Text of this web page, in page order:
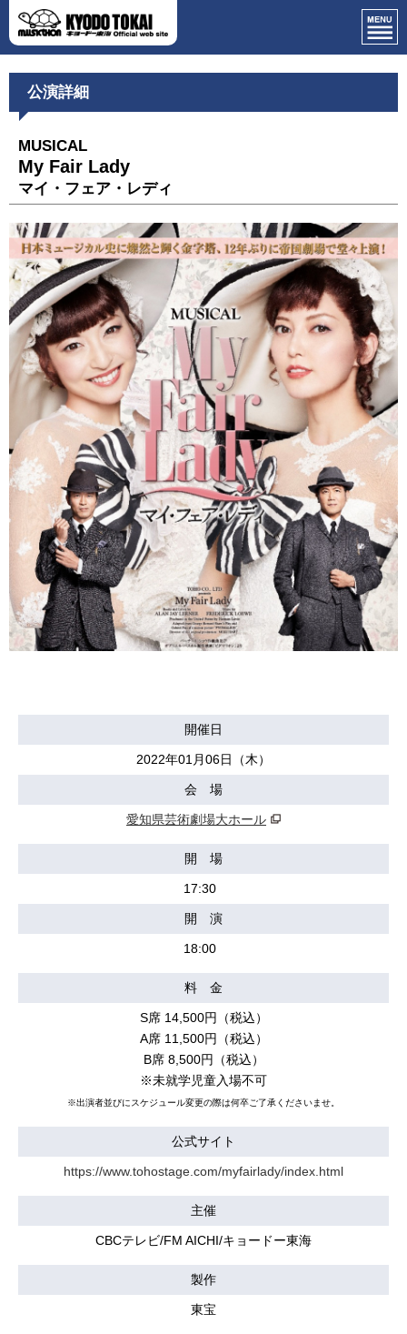
公演詳細
MUSICAL
My Fair Lady
マイ・フェア・レディ
開催日
2022年01月06日（木）
会 場
愛知県芸術劇場大ホール
開 場
17:30
開 演
18:00
料 金
S席 14,500円（税込）
A席 11,500円（税込）
B席 8,500円（税込）
※未就学児童入場不可
※出演者並びにスケジュール変更の際は何卒ご了承くださいませ。
公式サイト
https://www.tohostage.com/myfairlady/index.html
主催
CBCテレビ/FM AICHI/キョードー東海
製作
東宝